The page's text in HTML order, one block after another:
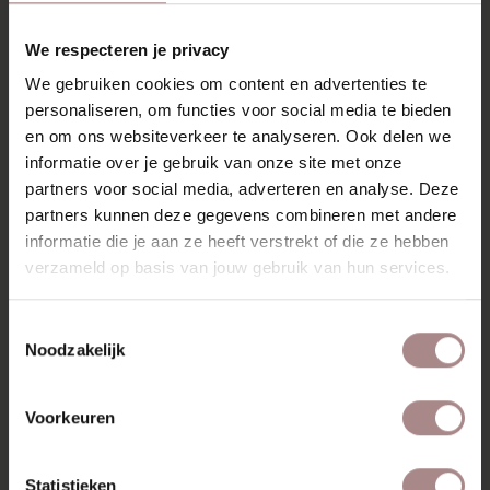
We respecteren je privacy
We gebruiken cookies om content en advertenties te
personaliseren, om functies voor social media te bieden
en om ons websiteverkeer te analyseren. Ook delen we
informatie over je gebruik van onze site met onze
partners voor social media, adverteren en analyse. Deze
partners kunnen deze gegevens combineren met andere
informatie die je aan ze heeft verstrekt of die ze hebben
verzameld op basis van jouw gebruik van hun services.
Noodzakelijk
Voorkeuren
Statistieken
persoonlijke voorkeuren, zodat je zeker weet dat de
bank perfect in jouw huis past. Zo creëer je een
persoonlijk, tijdloos meubelstuk dat jouw
Scandinavische interieur echt afmaakt.
Ervaar het zelf
Ben je geïnspireerd geraakt door het tijdloze
vakmanschap en de serene uitstraling van de
Scandinavische bank? Kom langs in een vanonze
showroomsen ervaar zelf het comfort, de kwaliteit en
Onze verkoopadviseurs helpen je graag om jouw
ideale bank samen te stellen, precies afgestemd op
Liever thuis oriënteren? Neem alvast een kijkje op
gewenste